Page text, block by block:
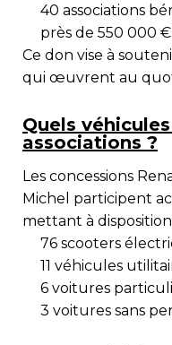
40 associations
près de 550 000
Ce don vise à
qui œuvrent au
Quels
associations ?
Les concessions
Michel participent
mettant à disposition
76 scooters
11 véhicules
6 voitures
3 voitures sans